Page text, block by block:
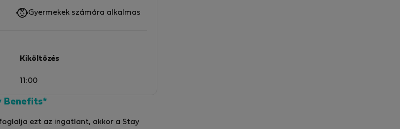
Gyermekek számára alkalmas
Kiköltözés
11:00
Benefits*
ezt az ingatlant, akkor a Stay